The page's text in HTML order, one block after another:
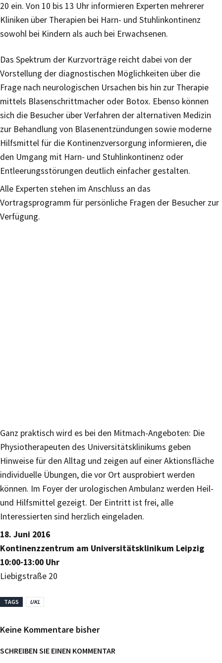
20 ein. Von 10 bis 13 Uhr informieren Experten mehrerer
Kliniken über Therapien bei Harn- und Stuhlinkontinenz
sowohl bei Kindern als auch bei Erwachsenen.
Das Spektrum der Kurzvorträge reicht dabei von der
Vorstellung der diagnostischen Möglichkeiten über die
Frage nach neurologischen Ursachen bis hin zur Therapie
mittels Blasenschrittmacher oder Botox. Ebenso können
sich die Besucher über Verfahren der alternativen Medizin
zur Behandlung von Blasenentzündungen sowie moderne
Hilfsmittel für die Kontinenzversorgung informieren, die
den Umgang mit Harn- und Stuhlinkontinenz oder
Entleerungsstörungen deutlich einfacher gestalten.
Alle Experten stehen im Anschluss an das
Vortragsprogramm für persönliche Fragen der Besucher zur
Verfügung.
Ganz praktisch wird es bei den Mitmach-Angeboten: Die
Physiotherapeuten des Universitätsklinikums geben
Hinweise für den Alltag und zeigen auf einer Aktionsfläche
individuelle Übungen, die vor Ort ausprobiert werden
können. Im Foyer der urologischen Ambulanz werden Heil-
und Hilfsmittel gezeigt. Der Eintritt ist frei, alle
Interessierten sind herzlich eingeladen.
18. Juni 2016
Kontinenzzentrum am Universitätsklinikum Leipzig
10:00-13:00 Uhr
Liebigstraße 20
TAGS UKL
Keine Kommentare bisher
SCHREIBEN SIE EINEN KOMMENTAR